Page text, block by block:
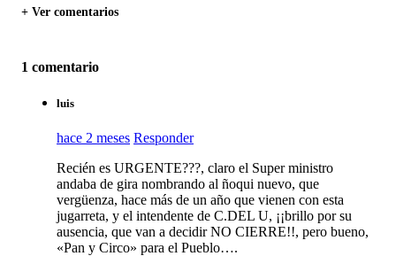
+ Ver comentarios
1 comentario
luis
hace 2 meses Responder
Recién es URGENTE???, claro el Super ministro
andaba de gira nombrando al ñoqui nuevo, que
vergüenza, hace más de un año que vienen con esta
jugarreta, y el intendente de C.DEL U, ¡¡brillo por su
ausencia, que van a decidir NO CIERRE!!, pero bueno,
«Pan y Circo» para el Pueblo….